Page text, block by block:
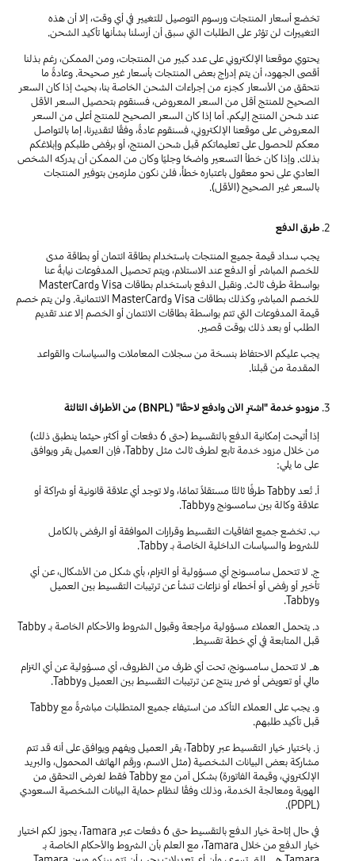
تخضع أسعار المنتجات ورسوم التوصيل للتغيير في أي وقت، إلا أن هذه
التغييرات لن تؤثر على الطلبات التي سبق أن أرسلنا بشأنها تأكيد الشحن.
يحتوي موقعنا الإلكتروني على عدد كبير من المنتجات، ومن الممكن، رغم بذلنا
أقصى الجهود، أن يتم إدراج بعض المنتجات بأسعار غير صحيحة. وعادةً ما
نتحقق من الأسعار كجزء من إجراءات الشحن الخاصة بنا، بحيث إذا كان السعر
الصحيح للمنتج أقل من السعر المعروض، فسنقوم بتحصيل السعر الأقل
عند شحن المنتج إليكم. أما إذا كان السعر الصحيح للمنتج أعلى من السعر
المعروض على موقعنا الإلكتروني، فسنقوم عادةً، وفقًا لتقديرنا، إما بالتواصل
معكم للحصول على تعليماتكم قبل شحن المنتج، أو برفض طلبكم وإبلاغكم
بذلك. وإذا كان خطأ التسعير واضحًا وجليًا وكان من الممكن أن يدركه الشخص
العادي على نحو معقول باعتباره خطأً، فلن نكون ملزمين بتوفير المنتجات
بالسعر غير الصحيح (الأقل).
طرق الدفع
يجب سداد قيمة جميع المنتجات باستخدام بطاقة ائتمان أو بطاقة مدى
للخصم المباشر أو الدفع عند الاستلام، ويتم تحصيل المدفوعات نيابةً عنا
بواسطة طرف ثالث. ونقبل الدفع باستخدام بطاقات Visa وMasterCard
للخصم المباشر، وكذلك بطاقات Visa وMasterCard الائتمانية. ولن يتم خصم
قيمة المدفوعات التي تتم بواسطة بطاقات الائتمان أو الخصم إلا عند تقديم
الطلب أو بعد ذلك بوقت قصير.
يجب عليكم الاحتفاظ بنسخة من سجلات المعاملات والسياسات والقواعد
المقدمة من قبلنا.
مزودو خدمة "اشترِ الآن وادفع لاحقًا" (BNPL) من الأطراف الثالثة
إذا أُتيحت إمكانية الدفع بالتقسيط (حتى 6 دفعات أو أكثر، حيثما ينطبق ذلك)
من خلال مزود خدمة تابع لطرف ثالث مثل Tabby، فإن العميل يقر ويوافق
على ما يلي:
أ. تُعد Tabby طرفًا ثالثًا مستقلاً تمامًا، ولا توجد أي علاقة قانونية أو شراكة أو
علاقة وكالة بين سامسونج وTabby.
ب. تخضع جميع اتفاقيات التقسيط وقرارات الموافقة أو الرفض بالكامل
للشروط والسياسات الداخلية الخاصة بـ Tabby.
ج. لا تتحمل سامسونج أي مسؤولية أو التزام، بأي شكل من الأشكال، عن أي
تأخير أو رفض أو أخطاء أو نزاعات تنشأ عن ترتيبات التقسيط بين العميل
وTabby.
د. يتحمل العملاء مسؤولية مراجعة وقبول الشروط والأحكام الخاصة بـ Tabby
قبل المتابعة في أي خطة تقسيط.
هـ. لا تتحمل سامسونج، تحت أي ظرف من الظروف، أي مسؤولية عن أي التزام
مالي أو تعويض أو ضرر ينتج عن ترتيبات التقسيط بين العميل وTabby.
و. يجب على العملاء التأكد من استيفاء جميع المتطلبات مباشرةً مع Tabby
قبل تأكيد طلبهم.
ز. باختيار خيار التقسيط عبر Tabby، يقر العميل ويفهم ويوافق على أنه قد تتم
مشاركة بعض البيانات الشخصية (مثل الاسم، ورقم الهاتف المحمول، والبريد
الإلكتروني، وقيمة الفاتورة) بشكل آمن مع Tabby فقط لغرض التحقق من
الهوية ومعالجة الخدمة، وذلك وفقًا لنظام حماية البيانات الشخصية السعودي
(PDPL).
في حال إتاحة خيار الدفع بالتقسيط حتى 6 دفعات عبر Tamara، يجوز لكم اختيار
خيار الدفع من خلال Tamara، مع العلم بأن الشروط والأحكام الخاصة بـ